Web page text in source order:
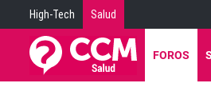
High-Tech Salud
FOROS